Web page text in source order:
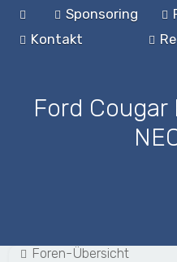
Sponsoring
Kontakt
Ford
Foren-Übersicht